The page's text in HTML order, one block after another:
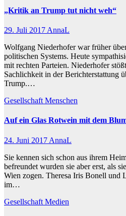
„Kritik an Trump tut nicht weh“
29. Juli 2017 AnnaL
Wolfgang Niederhofer war früher
politischen Systems. Heute
mit rechten Parteien. Niederhofer
Sachlichkeit in der Berichterstattung
Trump.…
Gesellschaft Menschen
Auf ein Glas Rotwein mit dem
24. Juni 2017 AnnaL
Sie kennen sich schon aus ihrem
befreundet wurden sie aber erst, als
Wien zogen. Theresa Iris Bonell und
im…
Gesellschaft Medien